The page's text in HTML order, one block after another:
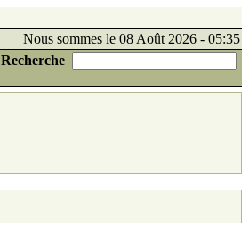
Nous sommes le 08 Août 2026 - 05:35
Recherche